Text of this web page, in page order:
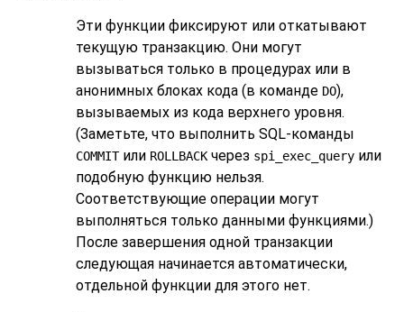
Эти функции фиксируют или откатывают
текущую транзакцию. Они могут
вызываться только в процедурах или в
анонимных блоках кода (в команде DO),
вызываемых из кода верхнего уровня.
(Заметьте, что выполнить SQL-команды
COMMITили ROLLBACKчерез spi_exec_query или
подобную функцию нельзя.
Соответствующие операции могут
выполняться только данными функциями.)
После завершения одной транзакции
следующая начинается автоматически,
отдельной функции для этого нет.